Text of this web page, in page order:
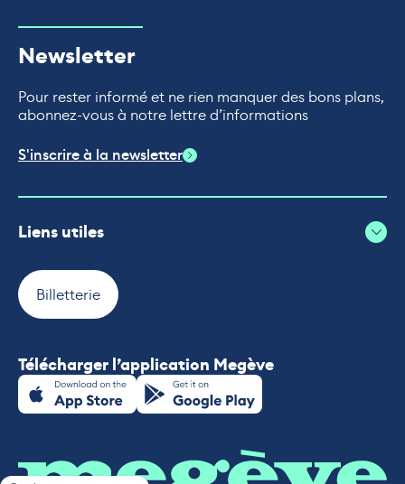
Newsletter
Pour rester informé et ne rien manquer des bons plans,
abonnez-vous à notre lettre d’informations
S'inscrire à la newsletter
Liens utiles
Billetterie
Télécharger l’application Megève